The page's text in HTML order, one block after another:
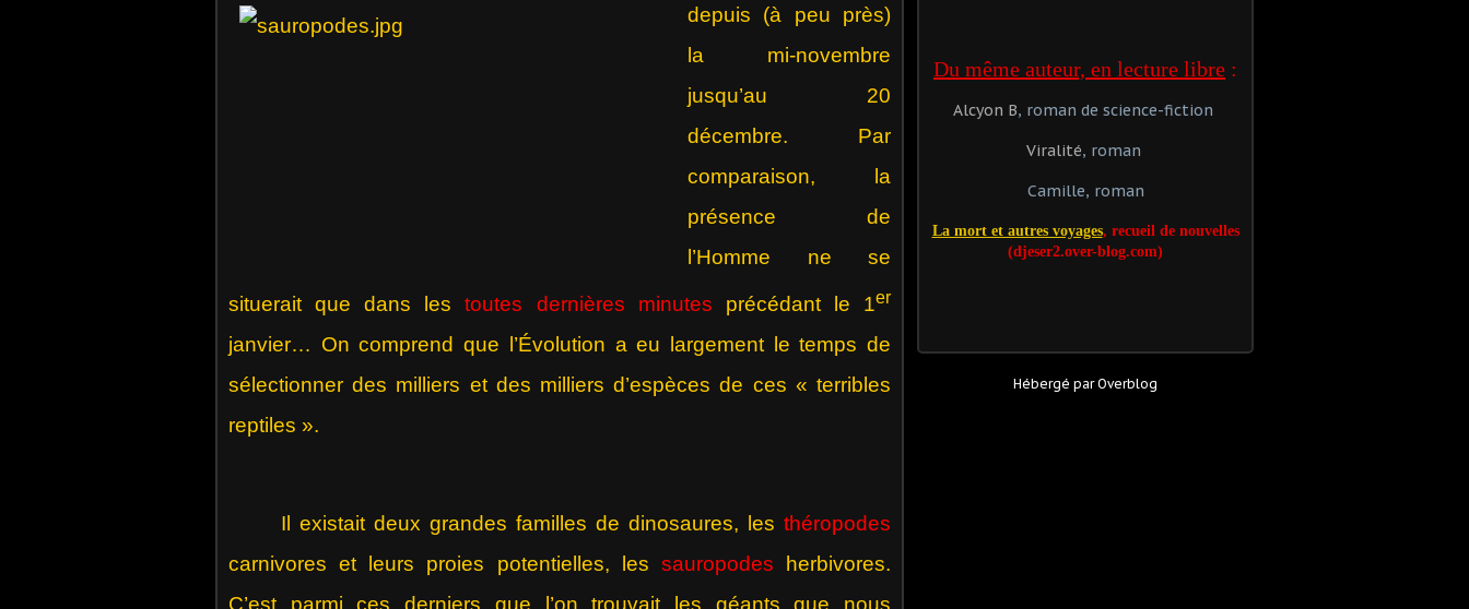
depuis (à peu près)
la mi-novembre
jusqu’au 20
décembre. Par
comparaison, la
présence de
l’Homme ne se
situerait que dans lestoutes dernières minutes précédant le 1er
janvier… On comprend que l’Évolution a eu largement le temps de
sélectionner des milliers et des milliers d’espèces de ces « terribles
reptiles ».
Il existait deux grandes familles de dinosaures, les théropodes
carnivores et leurs proies potentielles, les sauropodes herbivores.
C’est parmi ces derniers que l’on trouvait les géants que nous
Du même auteur, en lecture libre :
Alcyon B, roman de science-fiction
Viralité, roman
Camille, roman
La mort et autres voyages, recueil de nouvelles
(djeser2.over-blog.com)
Hébergé parOverblog